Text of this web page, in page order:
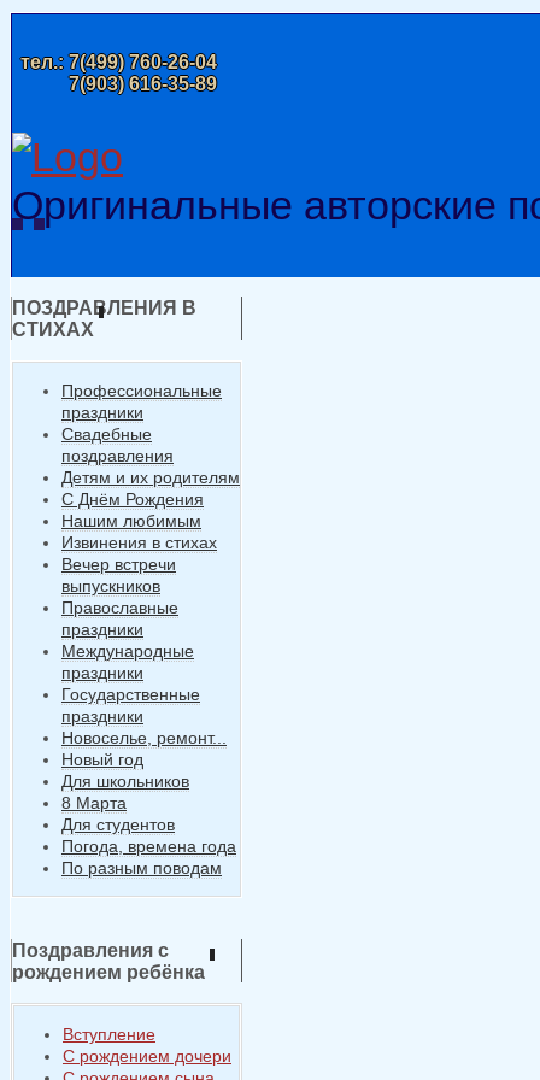
тел.:7(499) 760-26-04
7(903) 616-35-89
Оригинальные авторские
ПОЗДРАВЛЕНИЯ В
СТИХАХ
Профессиональные
праздники
Свадебные
поздравления
Детям и их родителям
С Днём Рождения
Нашим любимым
Извинения в стихах
Вечер встречи
выпускников
Православные
праздники
Международные
праздники
Государственные
праздники
Новоселье, ремонт...
Новый год
Для школьников
8 Марта
Для студентов
Погода, времена года
По разным поводам
Поздравления с
рождением ребёнка
Вступление
С рождением дочери